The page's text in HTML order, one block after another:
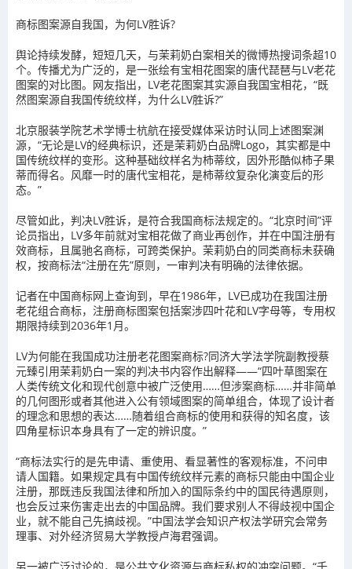
商标图案源自我国，为何LV胜诉?
舆论持续发酵，短短几天，与茉莉奶白案相关的微博热搜词条超10
个。传播尤为广泛的，是一张绘有宝相花图案的唐代琵琶与LV老花
图案的对比图。网友指出，LV老花图案其实源自我国宝相花，“既
然图案源自我国传统纹样，为什么LV胜诉?”
北京服装学院艺术学博士杭航在接受媒体采访时认同上述图案渊
源，“无论是LV的经典标识，还是茉莉奶白品牌Logo，其实都是中
国传统纹样的变形。这种基础纹样名为柿蒂纹，因外形酷似柿子果
蒂而得名。风靡一时的唐代宝相花，是柿蒂纹复杂化演变后的形
态。”
尽管如此，判决LV胜诉，是符合我国商标法规定的。“北京时间”评
论员指出，LV多年前就对宝相花做了商业再创作，并在中国注册有
效商标，且属驰名商标，可跨类保护。茉莉奶白的同类商标未获确
权，按商标法“注册在先”原则，一审判决有明确的法律依据。
记者在中国商标网上查询到，早在1986年，LV已成功在我国注册
老花组合商标，注册商标图案包括案涉四叶花和LV字母等，专用权
期限持续到2036年1月。
LV为何能在我国成功注册老花图案商标?同济大学法学院副教授蔡
元臻引用茉莉奶白一案的判决书内容作出解释——“四叶草图案在
人类传统文化和现代创意中被广泛使用……但涉案商标……并非简单
的几何图形或者其他进入公有领域图案的简单组合，体现了设计者
的理念和思想的表达……随着组合商标的使用和获得的知名度，该
四角星标识本身具有了一定的辨识度。”
“商标法实行的是先申请、重使用、看显著性的客观标准，不问申
请人国籍。如果规定具有中国传统纹样元素的商标只能由中国企业
注册，那既违反我国法律和所加入的国际条约中的国民待遇原则，
也会反过来伤害走出去的中国品牌。我们要求别人不得歧视中国企
业，就不能自己先搞歧视。”中国法学会知识产权法学研究会常务
理事、对外经济贸易大学教授卢海君强调。